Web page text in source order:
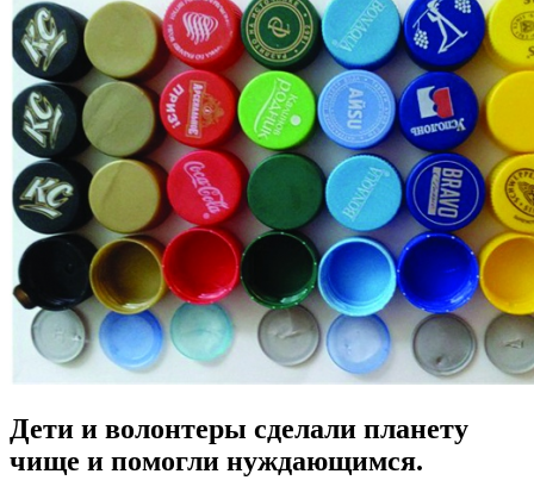
Дети и волонтеры сделали планету
чище и помогли нуждающимся.